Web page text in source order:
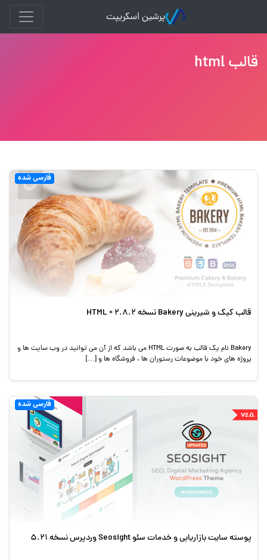
پرشین اسکریپت
قالب html
فارسی شده
قالب کیک و شیرینی Bakery نسخه 2.8.2 + HTML
Bakery نام یک قالب به صورت HTML می باشد که از آن می توانید در وب سایت ها و
پروژه های خود با موضوعات رستوران ها ، فروشگاه ها و […]
فارسی شده
پوسته سایت بازاریابی و خدمات سئو Seosight وردپرس نسخه 5.21